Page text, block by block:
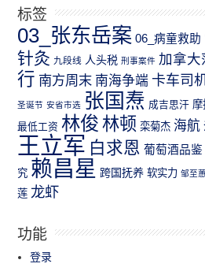
标签
03_张东岳案 06_病童救助
针灸 九段线 人头税 刑事案件 加拿大
行 南方周末 南海争端 卡车司
圣诞节 安省市选 张国焘 成吉思汗 摩
最低工资 林俊 林顿 栾菊杰 海航
王立军 白求恩 葡萄酒品鉴
究 赖昌星 跨国抚养 软实力 邹至蕙
莲 龙虾
功能
登录